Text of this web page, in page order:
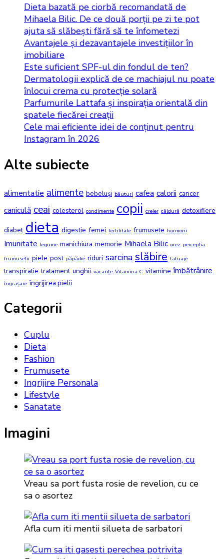
Dieta bazată pe ciorbă recomandată de
Mihaela Bilic. De ce două porții pe zi te pot
ajuta să slăbești fără să te înfometezi
Avantajele și dezavantajele investițiilor în
imobiliare
Este suficient SPF-ul din fondul de ten?
Dermatologii explică de ce machiajul nu poate
înlocui crema cu protecție solară
Parfumurile Lattafa și inspirația orientală din
spatele fiecărei creații
Cele mai eficiente idei de conținut pentru
Instagram în 2026
Alte subiecte
alimentatie alimente bebeluși băuturi cafea calorii cancer
caniculă ceai colesterol condimente copii creier căldură detoxifiere
diabet dieta digestie femei fertilitate frumusete hormoni
Imunitate legume manichiura memorie Mihaela Bilic orez percepția
frumuseții piele post păpădie riduri sarcina slăbire tatuaje
transpiratie tratament unghii vacanțe Vitamina C vitamine îmbătrânire
îngrașare îngrijirea pielii
Categorii
Cuplu
Dieta
Fashion
Frumusete
Ingrijire Personala
Lifestyle
Sanatate
Imagini
Vreau sa port fusta rosie de revelion, cu ce
sa o asortez
Afla cum iti mentii silueta de sarbatori